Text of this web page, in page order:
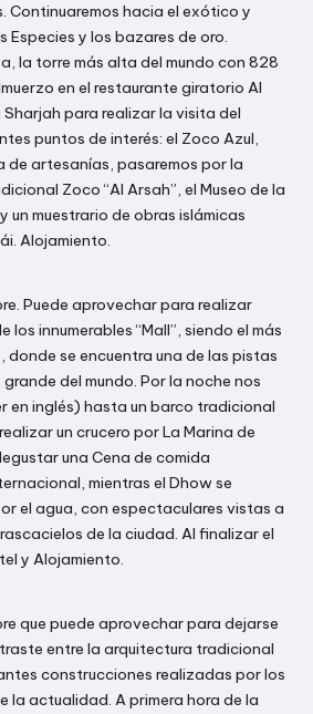
Continuaremos hacia el exótico y
Especies y los bazares de oro.
la torre más alta del mundo con 828
en el restaurante giratorio Al
para realizar la visita del
puntos de interés: el Zoco Azul,
artesanías, pasaremos por la
Zoco “Al Arsah”, el Museo de la
un muestrario de obras islámicas
Alojamiento.
Puede aprovechar para realizar
los innumerables “Mall”, siendo el más
donde se encuentra una de las pistas
del mundo. Por la noche nos
en inglés) hasta un barco tradicional
un crucero por La Marina de
una Cena de comida
mientras el Dhow se
el agua, con espectaculares vistas a
de la ciudad. Al finalizar el
y Alojamiento.
que puede aprovechar para dejarse
entre la arquitectura tradicional
construcciones realizadas por los
la actualidad. A primera hora de la